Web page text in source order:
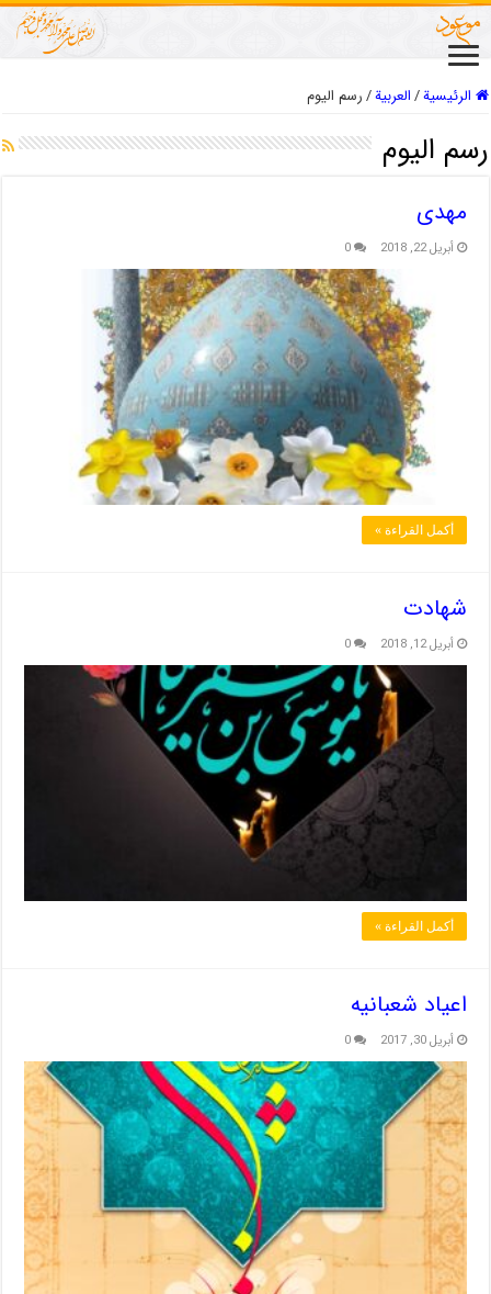
الرئيسية/العربیة/رسم اليوم
رسم اليوم
مهدی
أبريل 22, 2018 0
أكمل القراءة »
شهادت
أبريل 12, 2018 0
أكمل القراءة »
اعیاد شعبانیه
أبريل 30, 2017 0